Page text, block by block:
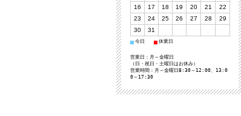
16
17 18 19 20 21
22
23
24 25 26 27 28
29
30
31
■ 今日 ■ 休業日
営業日：月～金曜日
（日・祝日・土曜日はお休み）
営業時間：月～金曜日8:30～12:00、13:0
0～17:30